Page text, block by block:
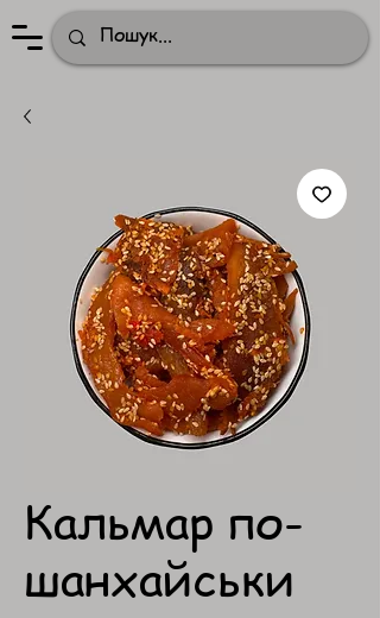
Кальмар по-
шанхайськи